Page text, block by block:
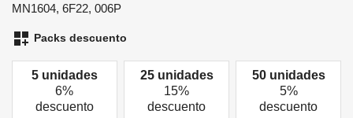
MN1604, 6F22, 006P
dashboard_customize Packs descuento
5 unidades
6%
descuento
25 unidades
15%
descuento
50 unidades
5%
descuento